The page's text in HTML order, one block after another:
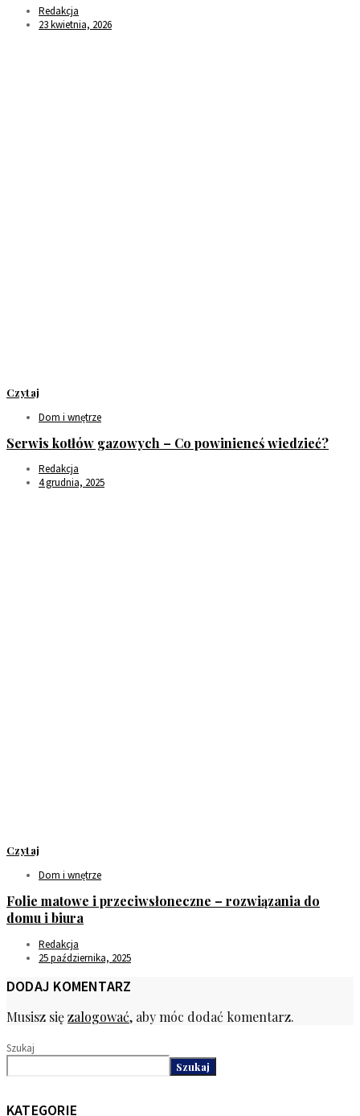
Redakcja
23 kwietnia, 2026
Czytaj
Dom i wnętrze
Serwis kotłów gazowych – Co powinieneś wiedzieć?
Redakcja
4 grudnia, 2025
Czytaj
Dom i wnętrze
Folie matowe i przeciwsłoneczne – rozwiązania do
domu i biura
Redakcja
25 października, 2025
DODAJ KOMENTARZ
Musisz sięzalogować, aby móc dodać komentarz.
Szukaj
Szukaj
KATEGORIE